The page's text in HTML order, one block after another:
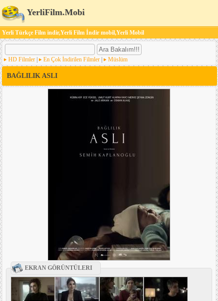
YerliFilm.Mobi
Yerli Türkçe Film indir,Yerli Film İndir mobil,Yerli Mobil
HD Filmler En Çok İndirilen Filmler Müslüm
BAĞLILIK ASLI
EKRAN GÖRÜNTÜLERI